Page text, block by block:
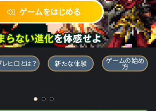
ゲームをはじめる
ンティア ヒーローズ
レヒロとは？ 新たな体験 ゲームの始め
方